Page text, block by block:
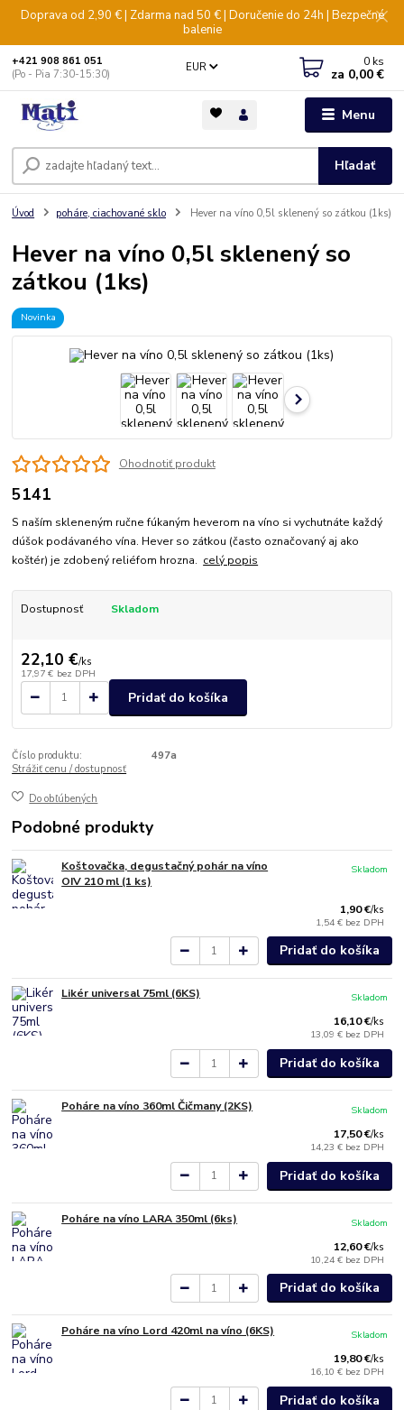
Doprava od 2,90 € | Zdarma nad 50 € | Doručenie do 24h | Bezpečné
balenie
Menu
EUR
Hľadať
+421 908 861 051
(Po - Pia 7:30-15:30)
0 ks
za 0,00 €
Úvod poháre, ciachované sklo Hever na víno 0,5l sklenený so zátkou (1ks)
Hever na víno 0,5l sklenený so
zátkou (1ks)
Novinka
Ohodnotiť produkt
5141
S naším skleneným ručne fúkaným heverom na víno si vychutnáte každý
dúšok podávaného vína. Hever so zátkou (často označovaný aj ako
koštér) je zdobený reliéfom hrozna. celý popis
Dostupnosť Skladom
22,10 €/ks
17,97 € bez DPH
Pridať do košíka
Číslo produktu:
497a
Strážiť cenu / dostupnosť
Do obľúbených
Podobné produkty
Koštovačka, degustačný pohár na víno
OIV 210 ml (1 ks)
1,90 €/ks
1,54 € bez DPH
Skladom
Pridať do košíka
Likér universal 75ml (6KS)
16,10 €/ks
13,09 € bez DPH
Skladom
Pridať do košíka
Poháre na víno 360ml Čičmany (2KS)
17,50 €/ks
14,23 € bez DPH
Skladom
Pridať do košíka
Poháre na víno LARA 350ml (6ks)
12,60 €/ks
10,24 € bez DPH
Skladom
Pridať do košíka
Poháre na víno Lord 420ml na víno (6KS)
19,80 €/ks
16,10 € bez DPH
Skladom
Pridať do košíka